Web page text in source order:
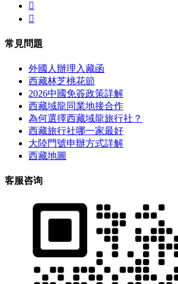


常見問題
外國人辦理入藏函
西藏林芝桃花節
2026中國免簽政策詳解
西藏域龍同業地接合作
為何選擇西藏域龍旅行社？
西藏旅行社哪一家最好
大陸門號申辦方式詳解
西藏地圖
客服咨询